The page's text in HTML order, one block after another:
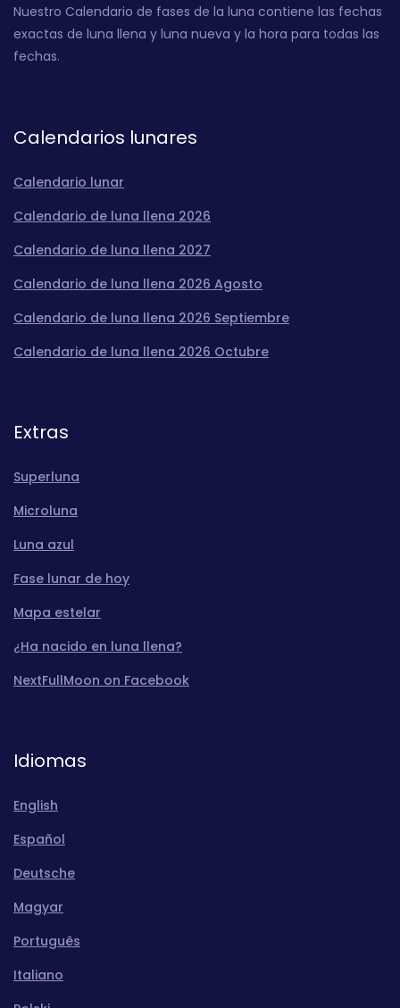
Nuestro Calendario de fases de la luna contiene las fechas
exactas de luna llena y luna nueva y la hora para todas las
fechas.
Calendarios lunares
Calendario lunar
Calendario de luna llena 2026
Calendario de luna llena 2027
Calendario de luna llena 2026 Agosto
Calendario de luna llena 2026 Septiembre
Calendario de luna llena 2026 Octubre
Extras
Superluna
Microluna
Luna azul
Fase lunar de hoy
Mapa estelar
¿Ha nacido en luna llena?
NextFullMoon on Facebook
Idiomas
English
Español
Deutsche
Magyar
Português
Italiano